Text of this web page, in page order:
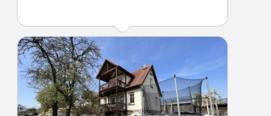
Unternehmungen machen (Tipp: Vor unserer Reise haben
wir uns von der Stadt Aalen Prospekte zusenden lassen
und konnten uns vorbereiten).